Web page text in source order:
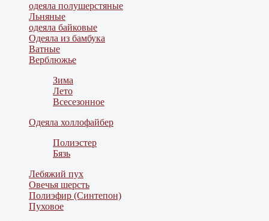
одеяла полушерстяные
Льняные
одеяла байковые
Одеяла из бамбука
Ватные
Верблюжье
Зима
Лето
Всесезонное
Одеяла холлофайбер
Полиэстер
Бязь
Лебяжий пух
Овечья шерсть
Полиэфир (Синтепон)
Пуховое